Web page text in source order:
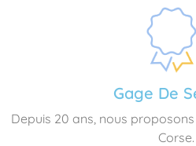
Gage De
Depuis 20 ans, nous
Corse.